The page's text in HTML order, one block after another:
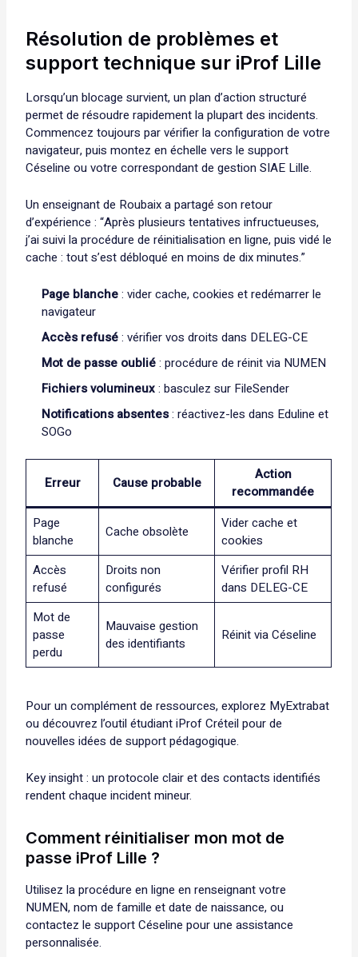
Résolution de problèmes et
support technique sur iProf Lille
Lorsqu’un blocage survient, un plan d’action structuré
permet de résoudre rapidement la plupart des incidents.
Commencez toujours par vérifier la configuration de votre
navigateur, puis montez en échelle vers le support
Céseline ou votre correspondant de gestion SIAE Lille.
Un enseignant de Roubaix a partagé son retour
d’expérience : “Après plusieurs tentatives infructueuses,
j’ai suivi la procédure de réinitialisation en ligne, puis vidé le
cache : tout s’est débloqué en moins de dix minutes.”
Page blanche: vider cache, cookies et redémarrer le
navigateur
Accès refusé: vérifier vos droits dans DELEG-CE
Mot de passe oublié: procédure de réinit via NUMEN
Fichiers volumineux: basculez sur FileSender
Notifications absentes: réactivez-les dans Eduline et
SOGo
Erreur Cause probable
Action
recommandée
Page
blanche
Cache obsolète
Vider cache et
cookies
Accès
refusé
Droits non
configurés
Vérifier profil RH
dans DELEG-CE
Mot de
passe
perdu
Mauvaise gestion
des identifiants
Réinit via Céseline
Pour un complément de ressources, explorez MyExtrabat
ou découvrez l’outil étudiantiProf Créteil pour de
nouvelles idées de support pédagogique.
Key insight : un protocole clair et des contacts identifiés
rendent chaque incident mineur.
Comment réinitialiser mon mot de
passe iProf Lille ?
Utilisez la procédure en ligne en renseignant votre
NUMEN, nom de famille et date de naissance, ou
contactez le support Céseline pour une assistance
personnalisée.